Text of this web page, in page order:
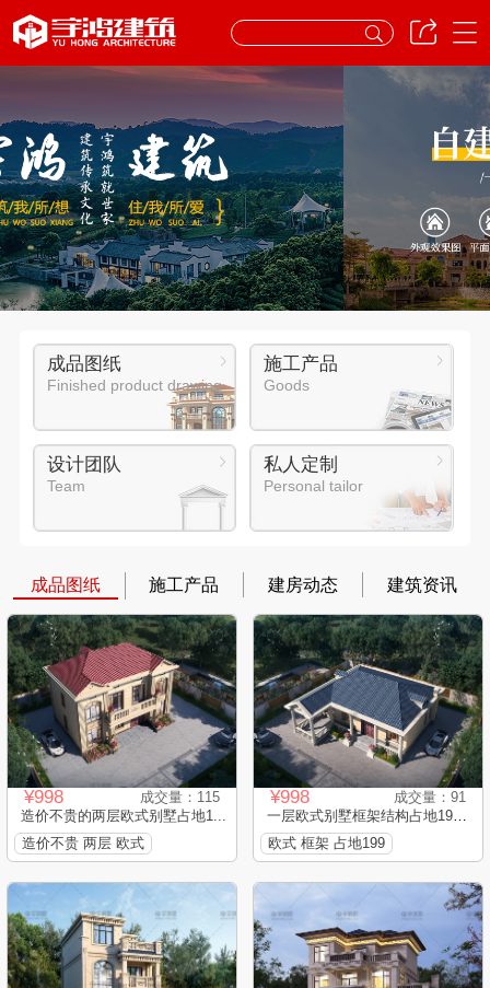
成品图纸
Finished product drawing
施工产品
Goods
设计团队
Team
私人定制
Personal tailor
成品图纸 施工产品 建房动态 建筑资讯
¥998
成交量：115
造价不贵的两层欧式别墅占地1...
造价不贵 两层 欧式
¥998
成交量：91
一层欧式别墅框架结构占地199...
欧式 框架 占地199